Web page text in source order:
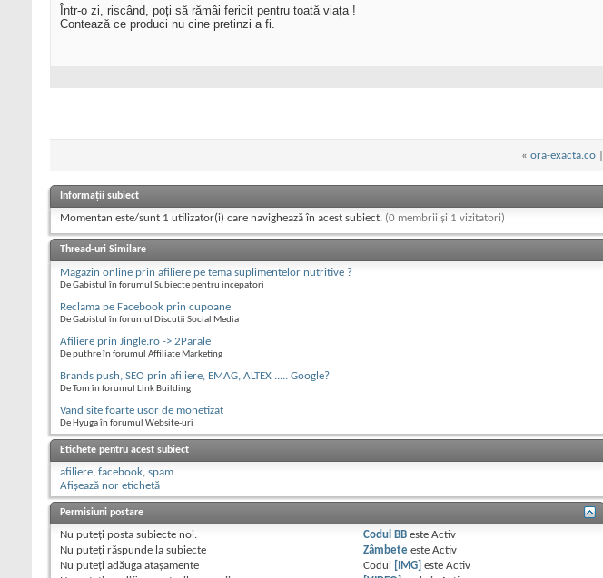
Într-o zi, riscând, poți să rămâi fericit pentru toată viața !
Contează ce produci nu cine pretinzi a fi.
« ora-exacta.co
Informații subiect
Momentan este/sunt 1 utilizator(i) care navighează în acest subiect. (0 membrii și 1 vizitatori)
Thread-uri Similare
Magazin online prin afiliere pe tema suplimentelor nutritive ?
De Gabistul în forumul Subiecte pentru incepatori
Reclama pe Facebook prin cupoane
De Gabistul în forumul Discutii Social Media
Afiliere prin Jingle.ro -> 2Parale
De puthre în forumul Affiliate Marketing
Brands push, SEO prin afiliere, EMAG, ALTEX ..... Google?
De Tom în forumul Link Building
Vand site foarte usor de monetizat
De Hyuga în forumul Website-uri
Etichete pentru acest subiect
afiliere, facebook, spam
Afișează nor etichetă
Permisiuni postare
Nu puteţi posta subiecte noi.
Nu puteţi răspunde la subiecte
Nu puteţi adăuga ataşamente
Codul BB esteActiv
Zâmbete esteActiv
Codul
[IMG] esteActiv